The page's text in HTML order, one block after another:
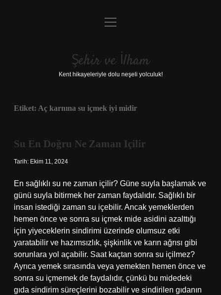
Anasayfa
Yasal Uyarı
menüyü
Şehir ve İlham
Kent hikayeleriyle dolu neşeli yolculuk!
Etiket: Aç karnına su içmek iyi midir
Su En Doğru Ne Zaman Içilir
Tarih: Ekim 11, 2024
En sağlıklı su ne zaman içilir? Güne suyla başlamak ve
günü suyla bitirmek her zaman faydalıdır. Sağlıklı bir
insan istediği zaman su içebilir. Ancak yemeklerden
hemen önce ve sonra su içmek mide asidini azalttığı
için yiyeceklerin sindirimi üzerinde olumsuz etki
yaratabilir ve hazımsızlık, şişkinlik ve karın ağrısı gibi
sorunlara yol açabilir. Saat kaçtan sonra su içilmez?
Ayrıca yemek sırasında veya yemekten hemen önce ve
sonra su içmemek de faydalıdır, çünkü bu midedeki
gıda sindirim süreçlerini bozabilir ve sindirilen gıdanın